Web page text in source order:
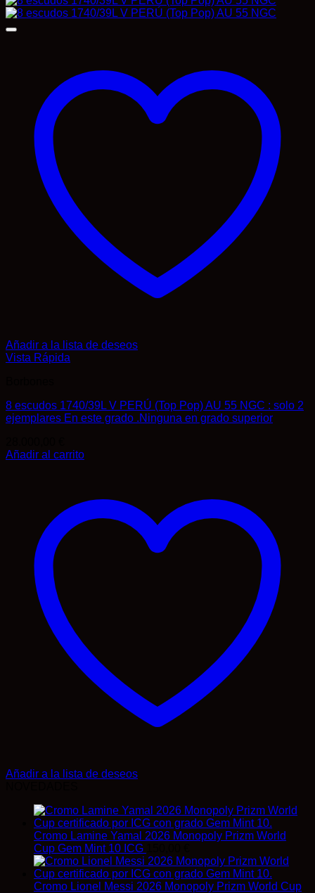
Añadir a la lista de deseos
Vista Rápida
8 escudos 1740/39L V PERÚ (Top Pop) AU 55 NGC : solo 2
ejemplares En este grado .Ninguna en grado superior
Añadir al carrito
Añadir a la lista de deseos
Cromo Lamine Yamal 2026 Monopoly Prizm World
Cup Gem Mint 10 ICG
Cromo Lionel Messi 2026 Monopoly Prizm World Cup